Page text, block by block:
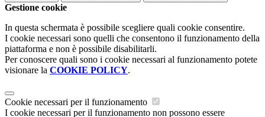
Gestione cookie
In questa schermata è possibile scegliere quali cookie consentire.
I cookie necessari sono quelli che consentono il funzionamento della
piattaforma e non è possibile disabilitarli.
Per conoscere quali sono i cookie necessari al funzionamento potete
visionare la COOKIE POLICY.
Cookie necessari per il funzionamento
I cookie necessari per il funzionamento non possono essere